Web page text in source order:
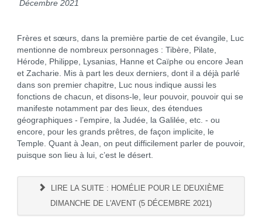
Décembre 2021
Frères et sœurs, dans la première partie de cet évangile, Luc
mentionne de nombreux personnages : Tibère, Pilate,
Hérode, Philippe, Lysanias, Hanne et Caïphe ou encore Jean
et Zacharie. Mis à part les deux derniers, dont il a déjà parlé
dans son premier chapitre, Luc nous indique aussi les
fonctions de chacun, et disons-le, leur pouvoir, pouvoir qui se
manifeste notamment par des lieux, des étendues
géographiques - l’empire, la Judée, la Galilée, etc. - ou
encore, pour les grands prêtres, de façon implicite, le
Temple. Quant à Jean, on peut difficilement parler de pouvoir,
puisque son lieu à lui, c’est le désert.
LIRE LA SUITE : HOMÉLIE POUR LE DEUXIÈME
DIMANCHE DE L'AVENT (5 DÉCEMBRE 2021)